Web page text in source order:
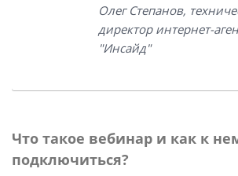
Олег Степанов,
директор интернет-
"Инсайд"
Что такое вебинар и как к
подключиться?